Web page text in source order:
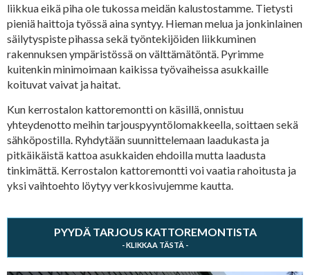
liikkua eikä piha ole tukossa meidän kalustostamme. Tietysti
pieniä haittoja työssä aina syntyy. Hieman melua ja jonkinlainen
säilytyspiste pihassa sekä työntekijöiden liikkuminen
rakennuksen ympäristössä on välttämätöntä. Pyrimme
kuitenkin minimoimaan kaikissa työvaiheissa asukkaille
koituvat vaivat ja haitat.
Kun kerrostalon kattoremontti on käsillä, onnistuu
yhteydenotto meihin tarjouspyyntölomakkeella, soittaen sekä
sähköpostilla. Ryhdytään suunnittelemaan laadukasta ja
pitkäikäistä kattoa asukkaiden ehdoilla mutta laadusta
tinkimättä. Kerrostalon kattoremontti voi vaatia rahoitusta ja
yksi vaihtoehto löytyy verkkosivujemme kautta.
PYYDÄ TARJOUS KATTOREMONTISTA